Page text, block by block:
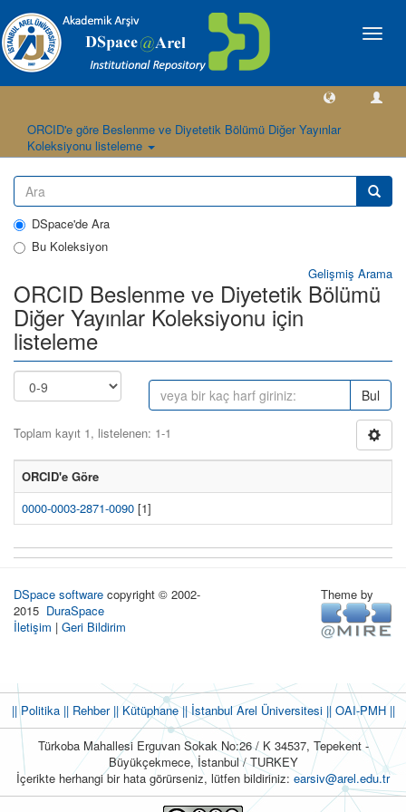
Geçiş
ORCID'e göre Beslenme ve Diyetetik Bölümü Diğer Yayınlar
Koleksiyonu listeleme
DSpace'de Ara
Bu Koleksiyon
Gelişmiş Arama
ORCID Beslenme ve Diyetetik Bölümü
Diğer Yayınlar Koleksiyonu için
listeleme
Bul
Toplam kayıt 1, listelenen: 1-1
ORCID'e Göre
0000-0003-2871-0090 [1]
DSpace software copyright © 2002-
2015 DuraSpace
İletişim | Geri Bildirim
Theme by
|| Politika|| Rehber|| Kütüphane|| İstanbul Arel Üniversitesi || OAI-PMH ||
Türkoba Mahallesi Erguvan Sokak No:26 / K 34537, Tepekent -
Büyükçekmece, İstanbul / TURKEY
İçerikte herhangi bir hata görürseniz, lütfen bildiriniz: earsiv@arel.edu.tr